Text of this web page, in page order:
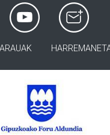
ARAUAK